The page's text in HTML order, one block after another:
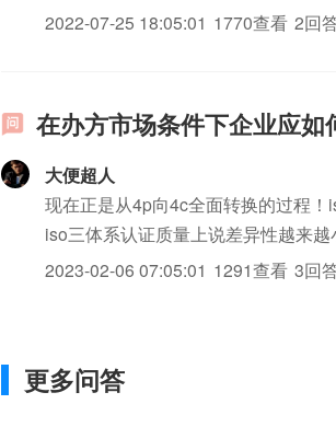
证实能力获得相关方承认的有力依据
2022-07-25 18:05:01 1770查看 2回
在办方市场条件下企业应
大便超人
现在正是从4p向4c全面转换的过程
iso三体系认证质量上说差异性越来
了！越来越多的人对iso三体系认证
2023-02-06 07:05:01 1291查看 3回
更多问答